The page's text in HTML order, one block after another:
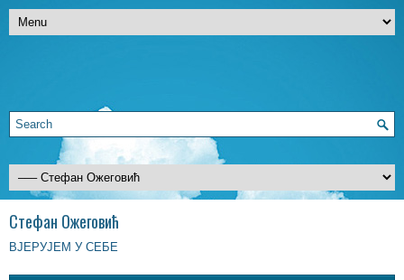
Стефан Ожеговић
ВЈЕРУЈЕМ У СЕБЕ